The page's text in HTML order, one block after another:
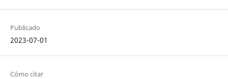
Publicado
2023-07-01
Cómo citar